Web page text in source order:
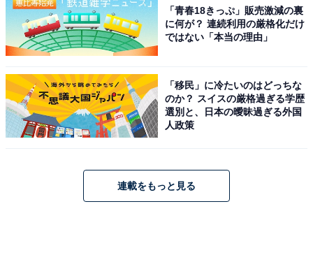
「青春18きっぷ」販売激減の裏
に何が？ 連続利用の厳格化だけ
ではない「本当の理由」
「移民」に冷たいのはどっちな
のか？ スイスの厳格過ぎる学歴
選別と、日本の曖昧過ぎる外国
人政策
連載をもっと見る